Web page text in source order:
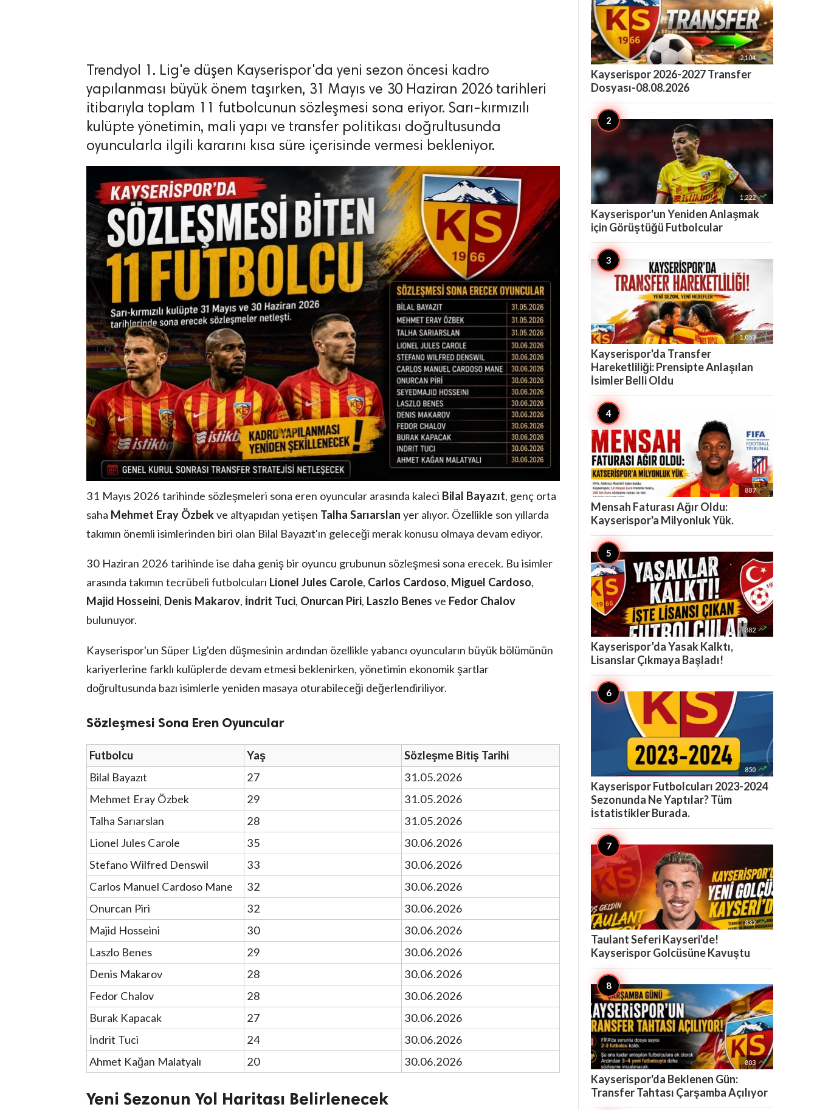
Trendyol 1. Lig'e düşen Kayserispor'da yeni sezon öncesi kadro
yapılanması büyük önem taşırken, 31 Mayıs ve 30 Haziran 2026 tarihleri
itibarıyla toplam 11 futbolcunun sözleşmesi sona eriyor. Sarı-kırmızılı
kulüpte yönetimin, mali yapı ve transfer politikası doğrultusunda
oyuncularla ilgili kararını kısa süre içerisinde vermesi bekleniyor.
31 Mayıs 2026 tarihinde sözleşmeleri sona eren oyuncular arasında kaleci Bilal Bayazıt, genç orta
saha Mehmet Eray Özbekve altyapıdan yetişen Talha Sarıarslan yer alıyor. Özellikle son yıllarda
takımın önemli isimlerinden biri olan Bilal Bayazıt'ın geleceği merak konusu olmaya devam ediyor.
30 Haziran 2026 tarihinde ise daha geniş bir oyuncu grubunun sözleşmesi sona erecek. Bu isimler
arasında takımın tecrübeli futbolcuları Lionel Jules Carole, Carlos Cardoso, Miguel Cardoso,
Majid Hosseini, Denis Makarov, İndrit Tuci, Onurcan Piri, Laszlo Benes ve Fedor Chalov
bulunuyor.
Kayserispor'un Süper Lig'den düşmesinin ardından özellikle yabancı oyuncuların büyük bölümünün
kariyerlerine farklı kulüplerde devam etmesi beklenirken, yönetimin ekonomik şartlar
doğrultusunda bazı isimlerle yeniden masaya oturabileceği değerlendiriliyor.
Sözleşmesi Sona Eren Oyuncular
Futbolcu Yaş
Sözleşme Bitiş Tarihi
Bilal Bayazıt
27
31.05.2026
Mehmet Eray Özbek
29
31.05.2026
Talha Sarıarslan
28
31.05.2026
Lionel Jules Carole
35
30.06.2026
Stefano Wilfred Denswil
33
30.06.2026
Carlos Manuel Cardoso Mane
32
30.06.2026
Onurcan Piri
32
30.06.2026
Majid Hosseini
30
30.06.2026
Laszlo Benes
29
30.06.2026
Denis Makarov
28
30.06.2026
Fedor Chalov
28
30.06.2026
Burak Kapacak
27
30.06.2026
İndrit Tuci
24
30.06.2026
Ahmet Kağan Malatyalı
20 30.06.2026
Yeni Sezonun Yol Haritası Belirlenecek
2,104 
Kayserispor 2026-2027 Transfer
Dosyası-08.08.2026
1,222 
Kayserispor'un Yeniden Anlaşmak
için Görüştüğü Futbolcular
1,053 
Kayserispor'da Transfer
Hareketliliği: Prensipte Anlaşılan
İsimler Belli Oldu
887 
Mensah Faturası Ağır Oldu:
Kayserispor'a Milyonluk Yük.
882 
Kayserispor’da Yasak Kalktı,
Lisanslar Çıkmaya Başladı!
850 
Kayserispor Futbolcuları 2023-2024
Sezonunda Ne Yaptılar? Tüm
İstatistikler Burada.
832 
Taulant Seferi Kayseri'de!
Kayserispor Golcüsüne Kavuştu
803 
Kayserispor'da Beklenen Gün:
Transfer Tahtası Çarşamba Açılıyor